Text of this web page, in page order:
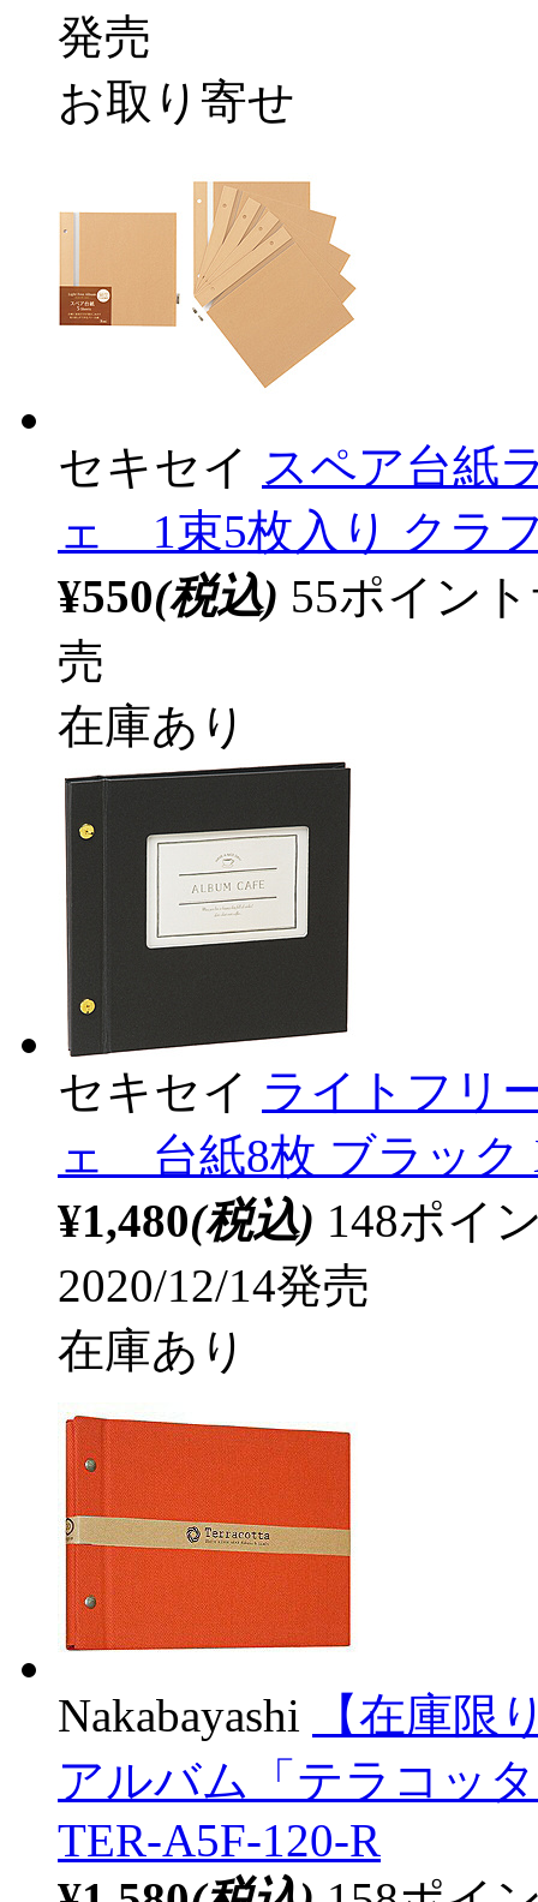
発売
お取り寄せ
セキセイ スペア台紙
ェ 1束5枚入り クラ
¥550(税込) 55ポイン
売
在庫あり
セキセイ ライトフリ
ェ 台紙8枚 ブラック
¥1,480(税込) 148ポイ
2020/12/14発売
在庫あり
Nakabayashi
【在庫限
アルバム「テラコッ
TER-A5F-120-R